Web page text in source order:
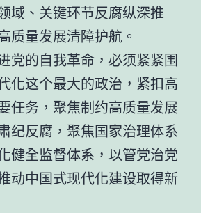
域、关键环节反腐纵深推
质量发展清障护航。
党的自我革命，必须紧紧围
化这个最大的政治，紧扣高
任务，聚焦制约高质量发展
纪反腐，聚焦国家治理体系
健全监督体系，以管党治党
动中国式现代化建设取得新